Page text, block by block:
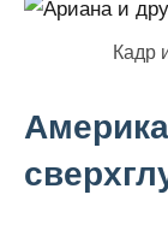
Кадр